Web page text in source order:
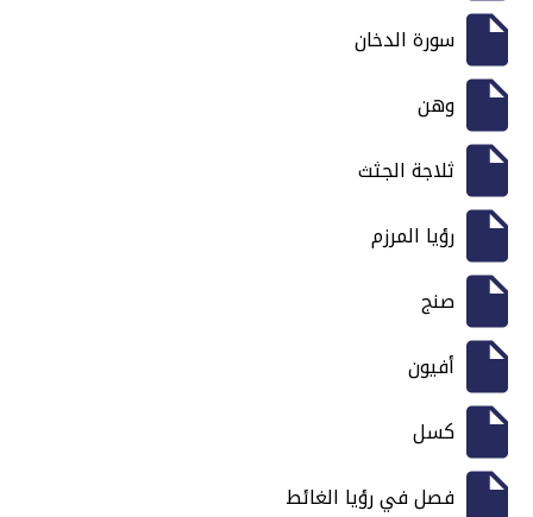
سورة الدخان
وهن
ثلاجة الجثث
رؤيا المرزم
صنج
أفيون
كسل
فصل في رؤيا الغائط